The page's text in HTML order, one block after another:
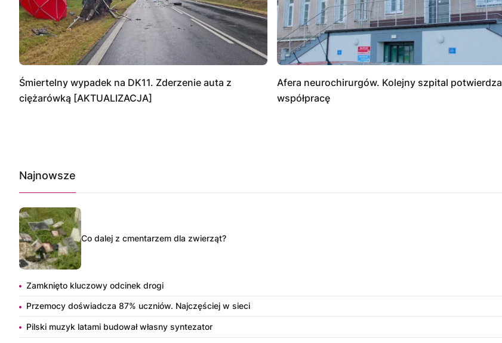
Śmiertelny wypadek na DK11. Zderzenie auta z
ciężarówką [AKTUALIZACJA]
Afera neurochirurgów. Kolejny szpital potwierdza
współpracę
Najnowsze
Co dalej z cmentarzem dla zwierząt?
Zamknięto kluczowy odcinek drogi
Przemocy doświadcza 87% uczniów. Najczęściej w sieci
Pilski muzyk latami budował własny syntezator